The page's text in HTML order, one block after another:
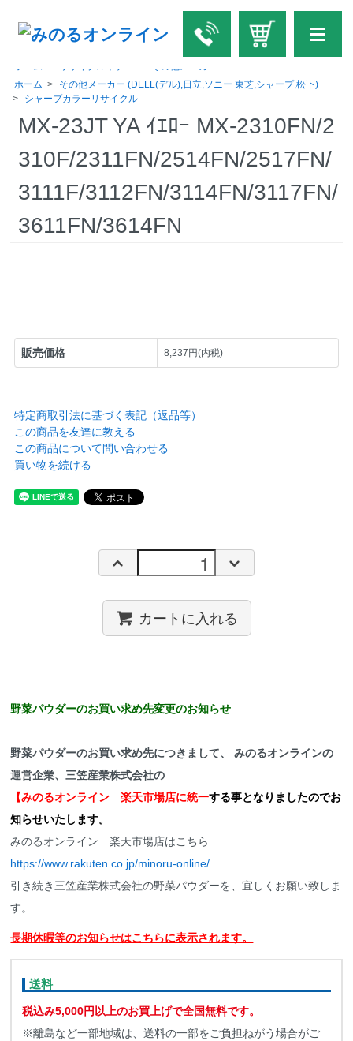
ホーム リサイクルトナー
その他メーカー
ホーム >
その他メーカー (DELL(デル),日立,ソニー 東芝,シャープ,松下)
>
シャープカラーリサイクル
MX-23JT YA ｲｴﾛｰ MX-2310FN/2
310F/2311FN/2514FN/2517FN/
3111F/3112FN/3114FN/3117FN/
3611FN/3614FN
販売価格 8,237円(内税)
特定商取引法に基づく表記（返品等）
この商品を友達に教える
この商品について問い合わせる
買い物を続ける
カートに入れる
野菜パウダーのお買い求め先変更のお知らせ
野菜パウダーのお買い求め先につきまして、 みのるオンラインの
運営企業、三笠産業株式会社の
【みのるオンライン 楽天市場店に統一する事となりましたのでお
知らせいたします。
みのるオンライン 楽天市場店はこちら
https://www.rakuten.co.jp/minoru-online/
引き続き三笠産業株式会社の野菜パウダーを、宜しくお願い致しま
す。
長期休暇等のお知らせはこちらに表示されます。
送料
税込み5,000円以上のお買上げで全国無料です。
※離島など一部地域は、送料の一部をご負担ねがう場合がご